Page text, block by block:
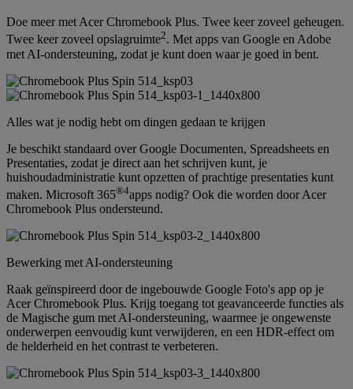
Doe meer met Acer Chromebook Plus. Twee keer zoveel geheugen.
Twee keer zoveel opslagruimte2. Met apps van Google en Adobe
met AI-ondersteuning, zodat je kunt doen waar je goed in bent.
Alles wat je nodig hebt om dingen gedaan te krijgen
Je beschikt standaard over Google Documenten, Spreadsheets en
Presentaties, zodat je direct aan het schrijven kunt, je
huishoudadministratie kunt opzetten of prachtige presentaties kunt
maken. Microsoft 365®4apps nodig? Ook die worden door Acer
Chromebook Plus ondersteund.
Bewerking met AI-ondersteuning
Raak geïnspireerd door de ingebouwde Google Foto's app op je
Acer Chromebook Plus. Krijg toegang tot geavanceerde functies als
de Magische gum met AI-ondersteuning, waarmee je ongewenste
onderwerpen eenvoudig kunt verwijderen, en een HDR-effect om
de helderheid en het contrast te verbeteren.